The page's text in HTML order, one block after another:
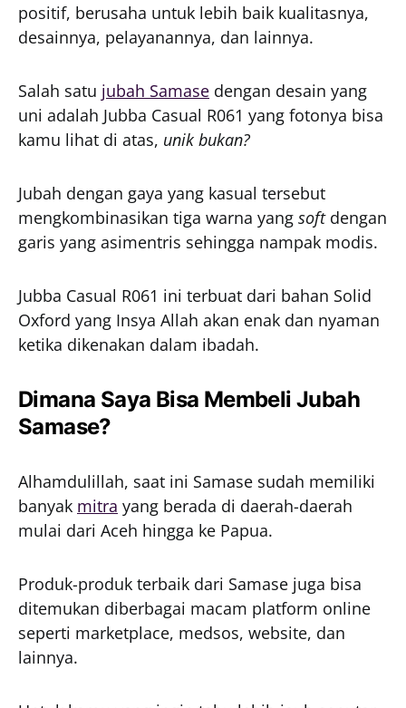
positif, berusaha untuk lebih baik kualitasnya,
desainnya, pelayanannya, dan lainnya.
Salah satu jubah Samase dengan desain yang
uni adalah Jubba Casual R061 yang fotonya bisa
kamu lihat di atas, unik bukan?
Jubah dengan gaya yang kasual tersebut
mengkombinasikan tiga warna yang softdengan
garis yang asimentris sehingga nampak modis.
Jubba Casual R061 ini terbuat dari bahan Solid
Oxford yang Insya Allah akan enak dan nyaman
ketika dikenakan dalam ibadah.
Dimana Saya Bisa Membeli Jubah
Samase?
Alhamdulillah, saat ini Samase sudah memiliki
banyak mitra yang berada di daerah-daerah
mulai dari Aceh hingga ke Papua.
Produk-produk terbaik dari Samase juga bisa
ditemukan diberbagai macam platform online
seperti marketplace, medsos, website, dan
lainnya.